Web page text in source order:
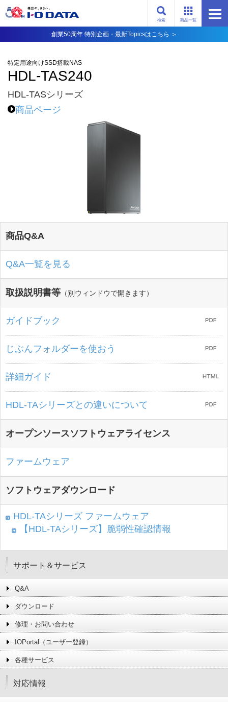
商品一覧
検索
創業50周年 特別企画・最新Topicsはこちら ＞
特定用途向けSSD搭載NAS
HDL-TAS240
HDL-TASシリーズ
商品ページ
商品Q&A
Q&A一覧を見る
取扱説明書等 （別ウィンドウで開きます）
ガイドブック
じぶんフォルダーを使おう
詳細ガイド
HDL-TAシリーズとの違いについて
オープンソースソフトウェアライセンス
ファームウェア
ソフトウェアダウンロード
HDL-TAシリーズ ファームウェア
【HDL-TAシリーズ】脆弱性確認情報
サポート＆サービス
Q&A
ダウンロード
修理・お問い合わせ
IOPortal（ユーザー登録）
各種サービス
対応情報